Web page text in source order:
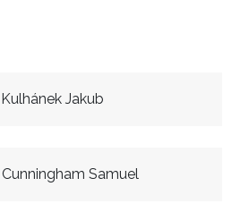
Kulhánek Jakub
Cunningham Samuel